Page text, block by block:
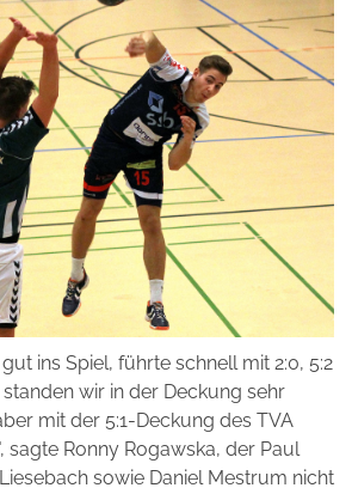
ins Spiel, führte schnell mit 2:0, 5:2
standen wir in der Deckung sehr
mit der 5:1-Deckung des TVA
sagte Ronny Rogawska, der Paul
sowie Daniel Mestrum nicht